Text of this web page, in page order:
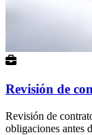
Revisión de
Revisión de
obligaciones antes